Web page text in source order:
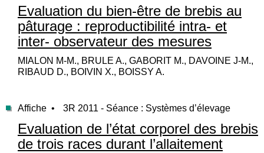
Evaluation du bien-être de brebis au
pâturage : reproductibilité intra- et
inter- observateur des mesures
MIALON M-M., BRULE A., GABORIT M., DAVOINE J-M.,
RIBAUD D., BOIVIN X., BOISSY A.
Affiche • 3R 2011 - Séance : Systèmes d’élevage
Evaluation de l’état corporel des brebis
de trois races durant l’allaitement